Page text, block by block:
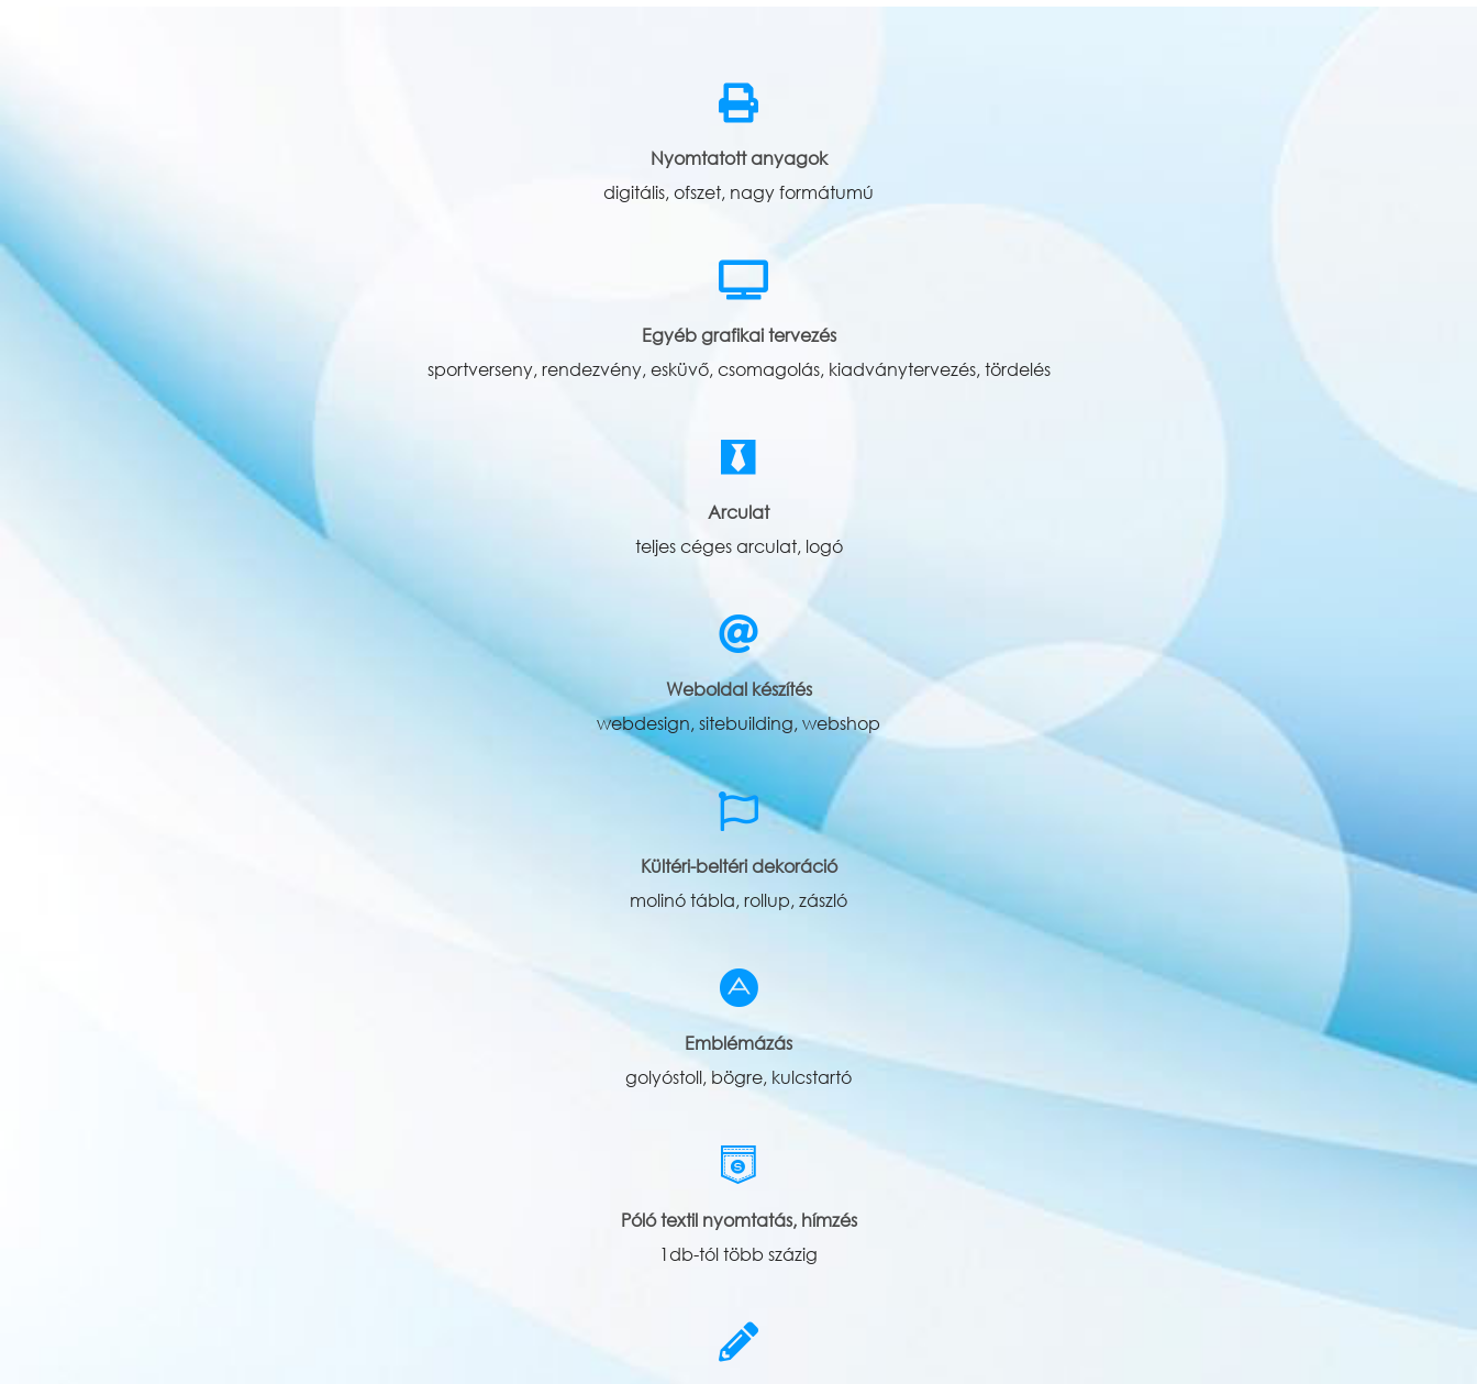
Nyomtatott anyagok
digitális, ofszet, nagy formátumú
Egyéb grafikai tervezés
sportverseny, rendezvény, esküvő, csomagolás, kiadványtervezés, tördelés
Arculat
teljes céges arculat, logó
Weboldal készítés
webdesign, sitebuilding, webshop
Kültéri-beltéri dekoráció
molinó tábla, rollup, zászló
Emblémázás
golyóstoll, bögre, kulcstartó
Póló textil nyomtatás, hímzés
1db-tól több százig